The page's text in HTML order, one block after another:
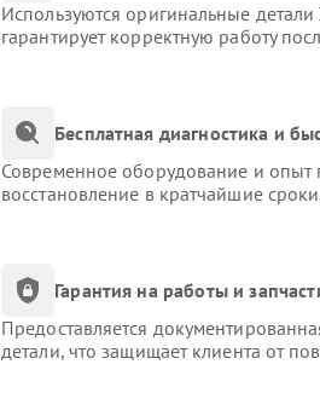
Используются оригинальные
гарантирует корректную работу
Бесплатная диагностика и
Современное оборудование и опыт
восстановление в кратчайшие
Гарантия на работы и
Предоставляется
детали, что защищает клиента от